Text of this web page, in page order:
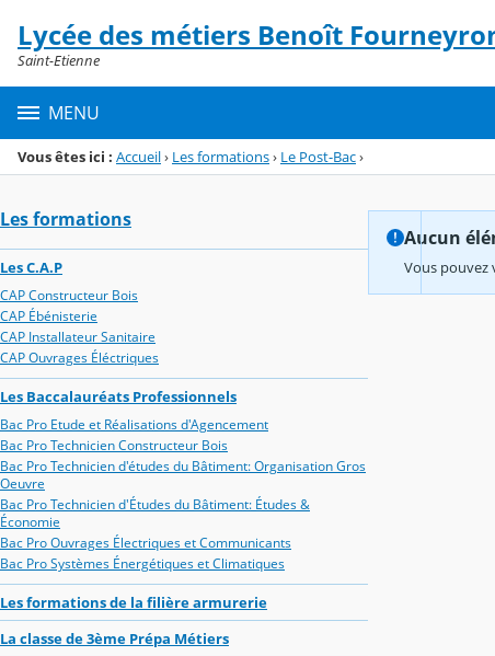
Menu de la rubrique
Contenu
Lycée des métiers Benoît
Saint-Etienne
MENU
Vous êtes ici : Accueil› Les formations› Le Post-Bac›
Les formations
Les C.A.P
CAP Constructeur Bois
CAP Ébénisterie
CAP Installateur Sanitaire
CAP Ouvrages Éléctriques
Les Baccalauréats Professionnels
Bac Pro Etude et Réalisations d'Agencement
Bac Pro Technicien Constructeur Bois
Bac Pro Technicien d'études du Bâtiment: Organisation Gros
Oeuvre
Bac Pro Technicien d'Études du Bâtiment: Études &
Économie
Bac Pro Ouvrages Électriques et Communicants
Bac Pro Systèmes Énergétiques et Climatiques
Les formations de la filière armurerie
La classe de 3ème Prépa Métiers
Aucun
Vous pouvez